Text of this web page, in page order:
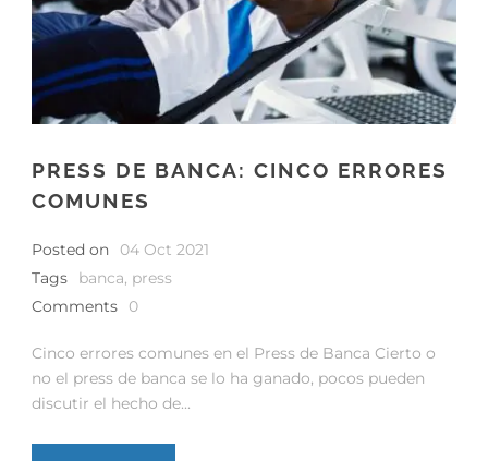
PRESS DE BANCA: CINCO ERRORES
COMUNES
Posted on
04 Oct 2021
Tags
banca, press
Comments
0
Cinco errores comunes en el Press de Banca Cierto o
no el press de banca se lo ha ganado, pocos pueden
discutir el hecho de...